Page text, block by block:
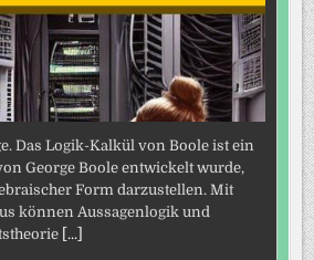
Das Logik-Kalkül von Boole ist ein
George Boole entwickelt wurde,
Form darzustellen. Mit
können Aussagenlogik und
[...]